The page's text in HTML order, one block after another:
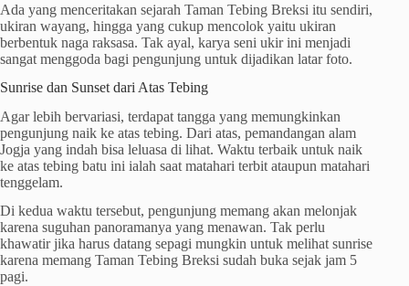
Ada yang menceritakan sejarah Taman Tebing Breksi itu sendiri,
ukiran wayang, hingga yang cukup mencolok yaitu ukiran
berbentuk naga raksasa. Tak ayal, karya seni ukir ini menjadi
sangat menggoda bagi pengunjung untuk dijadikan latar foto.
Sunrise dan Sunset dari Atas Tebing
Agar lebih bervariasi, terdapat tangga yang memungkinkan
pengunjung naik ke atas tebing. Dari atas, pemandangan alam
Jogja yang indah bisa leluasa di lihat. Waktu terbaik untuk naik
ke atas tebing batu ini ialah saat matahari terbit ataupun matahari
tenggelam.
Di kedua waktu tersebut, pengunjung memang akan melonjak
karena suguhan panoramanya yang menawan. Tak perlu
khawatir jika harus datang sepagi mungkin untuk melihat sunrise
karena memang Taman Tebing Breksi sudah buka sejak jam 5
pagi.